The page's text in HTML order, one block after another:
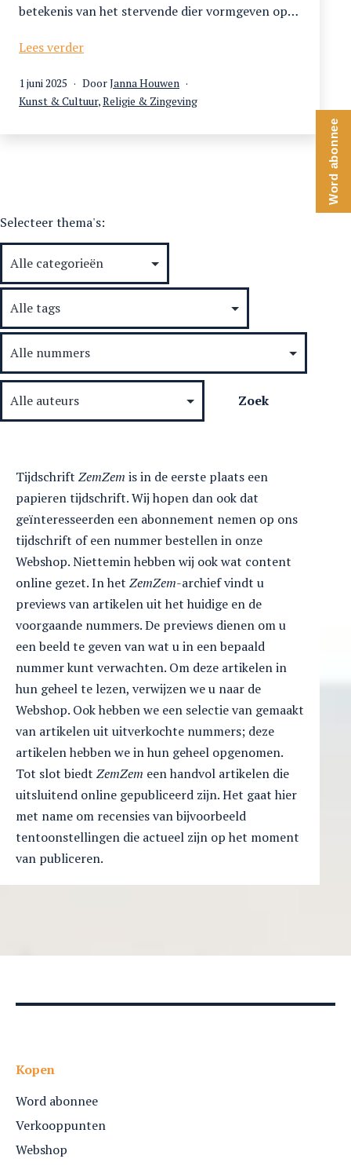
betekenis van het stervende dier vormgeven op…
Lees verderAliens,
en
immigranten:
en
videokunst
Gepubliceerd
op
1 juni 2025 DoorJanna Houwen
Gecategoriseerd
Kunst & Cultuur,Religie & Zingeving
Selecteer thema's:
Tijdschrift ZemZem is in de eerste plaats een
papieren tijdschrift. Wij hopen dan ook dat
geïnteresseerden een abonnement nemen op ons
tijdschrift of een nummer bestellen in onze
Webshop. Niettemin hebben wij ook wat content
online gezet. In het ZemZem-archief vindt u
previews van artikelen uit het huidige en de
voorgaande nummers. De previews dienen om u
een beeld te geven van wat u in een bepaald
nummer kunt verwachten. Om deze artikelen in
hun geheel te lezen, verwijzen we u naar de
Webshop. Ook hebben we een selectie van gemaakt
van artikelen uit uitverkochte nummers; deze
artikelen hebben we in hun geheel opgenomen.
Tot slot biedt ZemZem een handvol artikelen die
uitsluitend online gepubliceerd zijn. Het gaat hier
met name om recensies van bijvoorbeeld
tentoonstellingen die actueel zijn op het moment
van publiceren.
Kopen
Word abonnee
Verkooppunten
Webshop
Word abonnee